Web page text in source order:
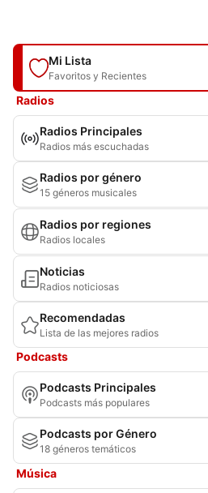
Mi Lista
Favoritos y Recientes
Radios
Radios Principales
Radios más escuchadas
Radios por género
15 géneros musicales
Radios por regiones
Radios locales
Noticias
Radios noticiosas
Recomendadas
Lista de las mejores radios
Podcasts
Podcasts Principales
Podcasts más populares
Podcasts por Género
18 géneros temáticos
Música